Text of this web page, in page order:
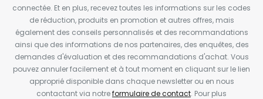
connectée. Et en plus, recevez toutes les informations sur les codes
de réduction, produits en promotion et autres offres, mais
également des conseils personnalisés et des recommandations
ainsi que des informations de nos partenaires, des enquêtes, des
demandes d'évaluation et des recommandations d'achat. Vous
pouvez annuler facilement et à tout moment en cliquant sur le lien
approprié disponible dans chaque newsletter ou en nous
contactant via notreformulaire de contact. Pour plus